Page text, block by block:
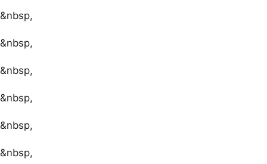
&nbsp,
&nbsp,
&nbsp,
&nbsp,
&nbsp,
&nbsp,